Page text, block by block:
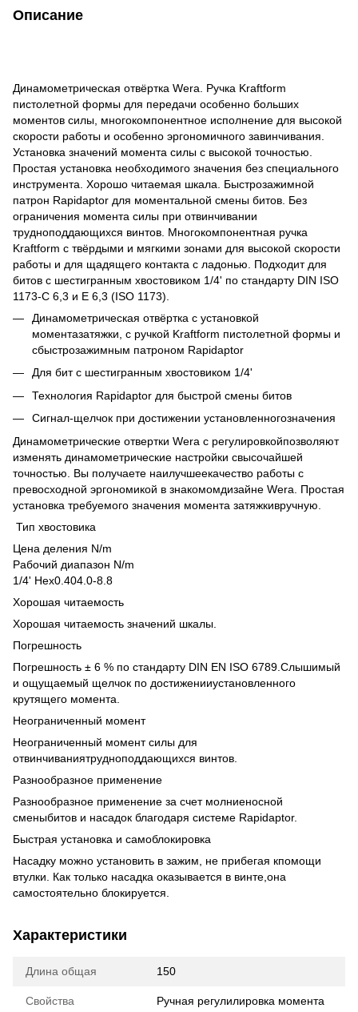
Описание
Динамометрическая отвёртка Wera. Ручка Kraftform
пистолетной формы для передачи особенно больших
моментов силы, многокомпонентное исполнение для высокой
скорости работы и особенно эргономичного завинчивания.
Установка значений момента силы с высокой точностью.
Простая установка необходимого значения без специального
инструмента. Хорошо читаемая шкала. Быстрозажимной
патрон Rapidaptor для моментальной смены битов. Без
ограничения момента силы при отвинчивании
трудноподдающихся винтов. Многокомпонентная ручка
Kraftform с твёрдыми и мягкими зонами для высокой скорости
работы и для щадящего контакта с ладонью. Подходит для
битов с шестигранным хвостовиком 1/4' по стандарту DIN ISO
1173-C 6,3 и E 6,3 (ISO 1173).
Динамометрическая отвёртка с установкой
моментазатяжки, с ручкой Kraftform пистолетной формы и
сбыстрозажимным патроном Rapidaptor
Для бит с шестигранным хвостовиком 1/4'
Технология Rapidaptor для быстрой смены битов
Сигнал-щелчок при достижении установленногозначения
Динамометрические отвертки Wera c регулировкойпозволяют
изменять динамометрические настройки свысочайшей
точностью. Вы получаете наилучшеекачество работы с
превосходной эргономикой в знакомомдизайне Wera. Простая
установка требуемого значения момента затяжкивручную.
Тип хвостовика
Цена деления N/m
Рабочий диапазон N/m
1/4' Hex0.404.0-8.8
Хорошая читаемость
Хорошая читаемость значений шкалы.
Погрешность
Погрешность ± 6 % по стандарту DIN EN ISO 6789.Слышимый
и ощущаемый щелчок по достиженииустановленного
крутящего момента.
Неограниченный момент
Неограниченный момент силы для
отвинчиваниятрудноподдающихся винтов.
Разнообразное применение
Разнообразное применение за счет молниеносной
сменыбитов и насадок благодаря системе Rapidaptor.
Быстрая установка и самоблокировка
Насадку можно установить в зажим, не прибегая кпомощи
втулки. Как только насадка оказывается в винте,она
самостоятельно блокируется.
Характеристики
Длина общая 150
Свойства Ручная регулилировка момента